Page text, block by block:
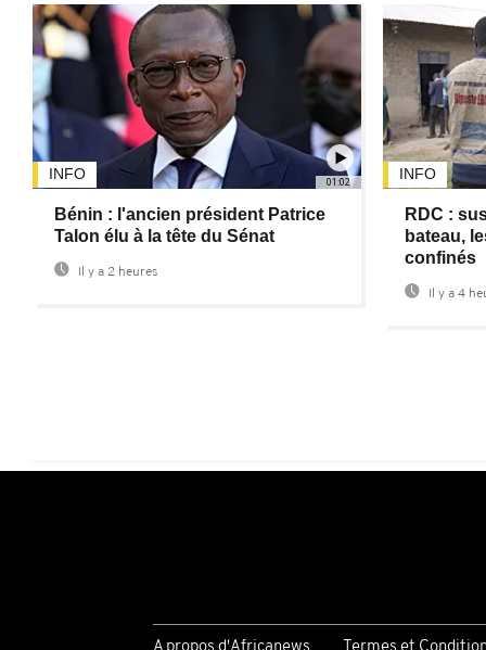
01:02
INFO
Bénin : l'ancien président Patrice
Talon élu à la tête du Sénat
Il y a 2 heures
INFO
RDC :
bateau,
confinés
Il y a 4